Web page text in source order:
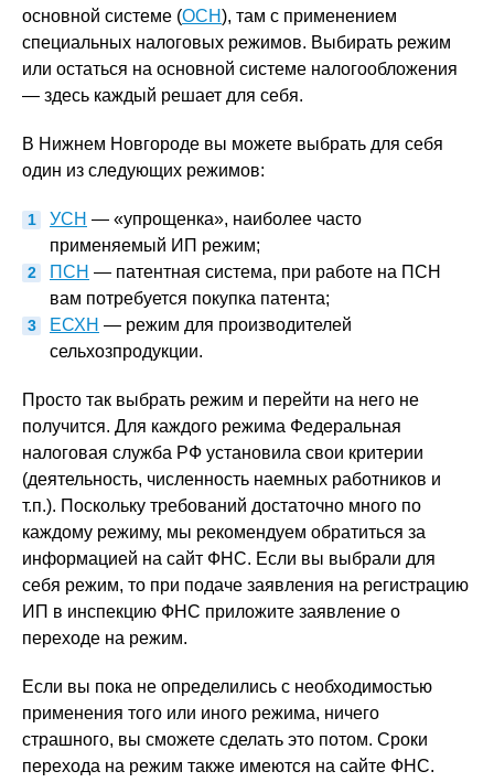
основной системе (ОСН), там с применением
специальных налоговых режимов. Выбирать режим
или остаться на основной системе налогообложения
— здесь каждый решает для себя.
В Нижнем Новгороде вы можете выбрать для себя
один из следующих режимов:
УСН — «упрощенка», наиболее часто
применяемый ИП режим;
ПСН — патентная система, при работе на ПСН
вам потребуется покупка патента;
ЕСХН — режим для производителей
сельхозпродукции.
Просто так выбрать режим и перейти на него не
получится. Для каждого режима Федеральная
налоговая служба РФ установила свои критерии
(деятельность, численность наемных работников и
т.п.). Поскольку требований достаточно много по
каждому режиму, мы рекомендуем обратиться за
информацией на сайт ФНС. Если вы выбрали для
себя режим, то при подаче заявления на регистрацию
ИП в инспекцию ФНС приложите заявление о
переходе на режим.
Если вы пока не определились с необходимостью
применения того или иного режима, ничего
страшного, вы сможете сделать это потом. Сроки
перехода на режим также имеются на сайте ФНС.